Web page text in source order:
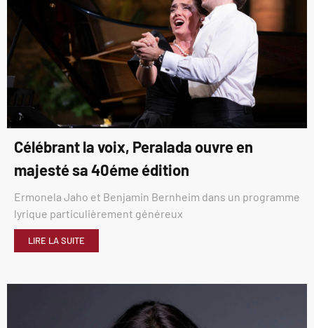
Célébrant la voix, Peralada ouvre en
majesté sa 40éme édition
Ermonela Jaho et Benjamin Bernheim dans un programme
lyrique particulièrement généreux
LIRE LA SUITE